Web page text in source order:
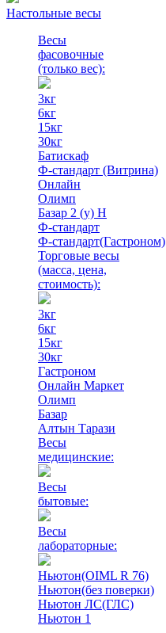
Настольные весы
Весы
фасовочные
(только вес):
3кг
6кг
15кг
30кг
Батискаф
Ф-стандарт (Витрина)
Онлайн
Олимп
Базар 2 (у) Н
Ф-стандарт
Ф-стандарт(Гастроном)
Торговые весы
(масса, цена,
стоимость):
3кг
6кг
15кг
30кг
Гастроном
Онлайн Маркет
Олимп
Базар
Алтын Тарази
Весы
медицинские:
Весы
бытовые:
Весы
лабораторные:
Ньютон(OIML R 76)
Ньютон(без поверки)
Ньютон ЛС(ГЛС)
Ньютон 1